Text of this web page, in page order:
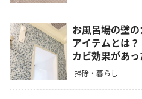
お風呂場の壁
アイテムとは
カビ効果があっ
掃除・暮らし